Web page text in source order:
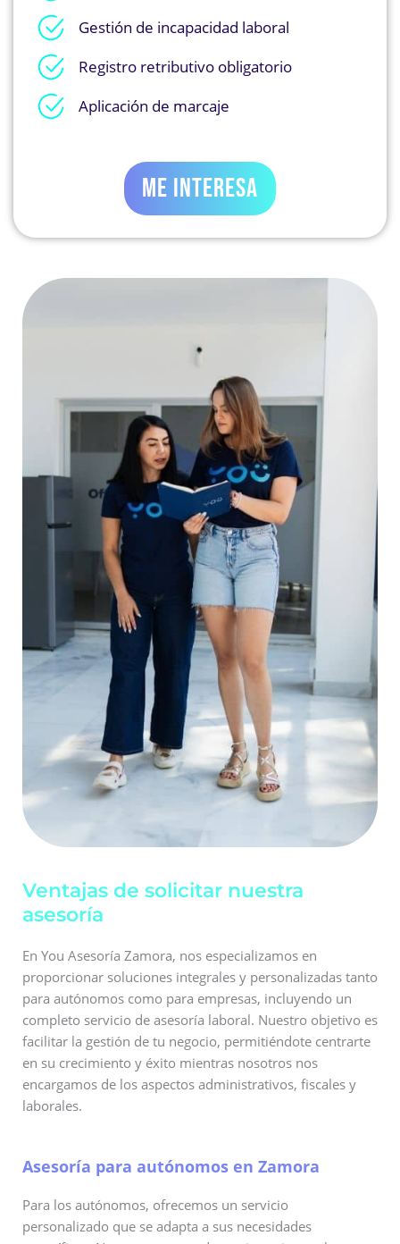
Gestión de incapacidad laboral
Registro retributivo obligatorio
Aplicación de marcaje
ME INTERESA
Ventajas de solicitar nuestra
asesoría
En You Asesoría Zamora, nos especializamos en
proporcionar soluciones integrales y personalizadas tanto
para autónomos como para empresas, incluyendo un
completo servicio de asesoría laboral. Nuestro objetivo es
facilitar la gestión de tu negocio, permitiéndote centrarte
en su crecimiento y éxito mientras nosotros nos
encargamos de los aspectos administrativos, fiscales y
laborales.
Asesoría para autónomos en Zamora
Para los autónomos, ofrecemos un servicio
personalizado que se adapta a sus necesidades